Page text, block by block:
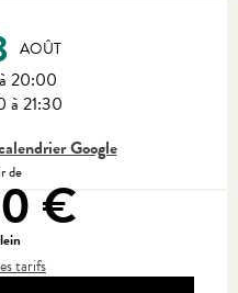
AOÛT
20:00
à 21:30
Google
de €
tarifs